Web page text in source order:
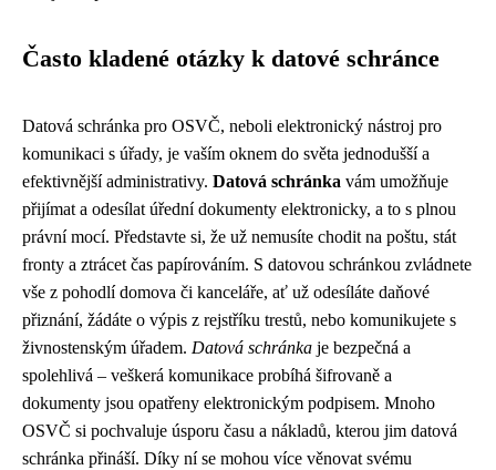
Často kladené otázky k datové schránce
Datová schránka pro OSVČ, neboli elektronický nástroj pro
komunikaci s úřady, je vaším oknem do světa jednodušší a
efektivnější administrativy. Datová schránka vám umožňuje
přijímat a odesílat úřední dokumenty elektronicky, a to s plnou
právní mocí. Představte si, že už nemusíte chodit na poštu, stát
fronty a ztrácet čas papírováním. S datovou schránkou zvládnete
vše z pohodlí domova či kanceláře, ať už odesíláte daňové
přiznání, žádáte o výpis z rejstříku trestů, nebo komunikujete s
živnostenským úřadem. Datová schránka je bezpečná a
spolehlivá – veškerá komunikace probíhá šifrovaně a
dokumenty jsou opatřeny elektronickým podpisem. Mnoho
OSVČ si pochvaluje úsporu času a nákladů, kterou jim datová
schránka přináší. Díky ní se mohou více věnovat svému